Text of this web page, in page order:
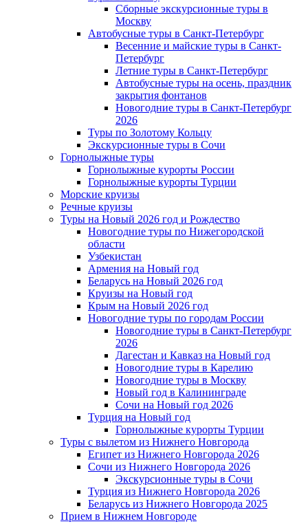
Сборные экскурсионные туры в
Москву
Автобусные туры в Санкт-Петербург
Весенние и майские туры в Санкт-
Петербург
Летние туры в Санкт-Петербург
Автобусные туры на осень, праздник
закрытия фонтанов
Новогодние туры в Санкт-Петербург
2026
Туры по Золотому Кольцу
Экскурсионные туры в Сочи
Горнолыжные туры
Горнолыжные курорты России
Горнолыжные курорты Турции
Морские круизы
Речные круизы
Туры на Новый 2026 год и Рождество
Новогодние туры по Нижегородской
области
Узбекистан
Армения на Новый год
Беларусь на Новый 2026 год
Круизы на Новый год
Крым на Новый 2026 год
Новогодние туры по городам России
Новогодние туры в Санкт-Петербург
2026
Дагестан и Кавказ на Новый год
Новогодние туры в Карелию
Новогодние туры в Москву
Новый год в Калининграде
Сочи на Новый год 2026
Турция на Новый год
Горнолыжные курорты Турции
Туры с вылетом из Нижнего Новгорода
Египет из Нижнего Новгорода 2026
Сочи из Нижнего Новгорода 2026
Экскурсионные туры в Сочи
Турция из Нижнего Новгорода 2026
Беларусь из Нижнего Новгорода 2025
Прием в Нижнем Новгороде